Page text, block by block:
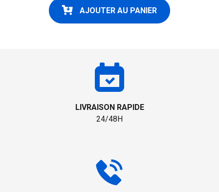
AJOUTER AU PANIER
LIVRAISON RAPIDE
24/48H